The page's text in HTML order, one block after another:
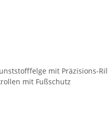
mit Präzisions-
mit Fußschutz